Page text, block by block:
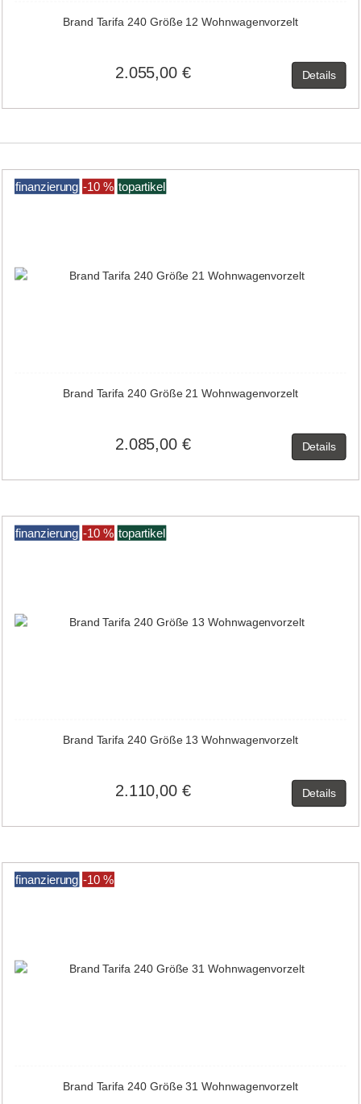
Brand Tarifa 240 Größe 12 Wohnwagenvorzelt
2.055,00 € Details
finanzierung -10 % topartikel
Brand Tarifa 240 Größe 21 Wohnwagenvorzelt
2.085,00 € Details
finanzierung -10 % topartikel
Brand Tarifa 240 Größe 13 Wohnwagenvorzelt
2.110,00 € Details
finanzierung -10 %
Brand Tarifa 240 Größe 31 Wohnwagenvorzelt